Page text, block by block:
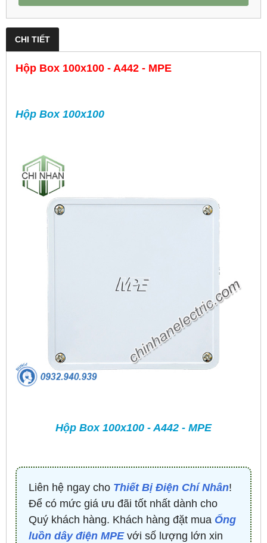
CHI TIẾT
Hộp Box 100x100 - A442 - MPE
Hộp Box 100x100
Hộp Box 100x100 - A442 - MPE
Liên hệ ngay cho Thiết Bị Điện Chí Nhân!
Để có mức giá ưu đãi tốt nhất dành cho
Quý khách hàng. Khách hàng đặt mua Ống
luồn dây điện MPEvới số lượng lớn xin